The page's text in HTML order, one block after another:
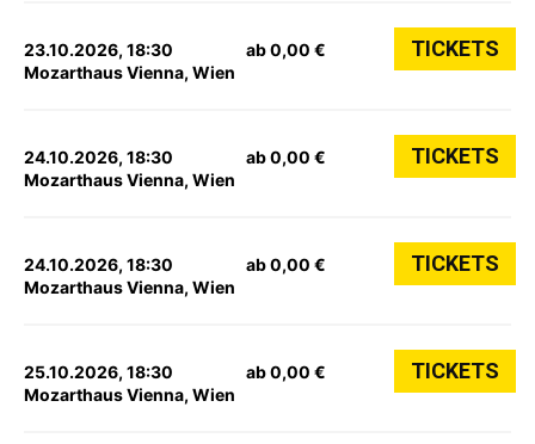
23.10.2026, 18:30
Mozarthaus Vienna, Wien
ab 0,00 € TICKETS
24.10.2026, 18:30
Mozarthaus Vienna, Wien
ab 0,00 € TICKETS
24.10.2026, 18:30
Mozarthaus Vienna, Wien
ab 0,00 € TICKETS
25.10.2026, 18:30
Mozarthaus Vienna, Wien
ab 0,00 € TICKETS